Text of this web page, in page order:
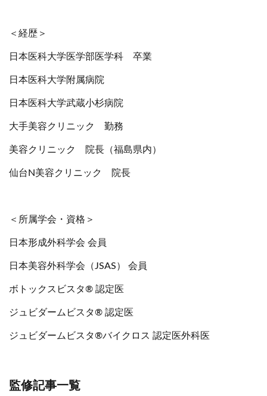
＜経歴＞
日本医科大学医学部医学科 卒業
日本医科大学附属病院
日本医科大学武蔵小杉病院
大手美容クリニック 勤務
美容クリニック 院長（福島県内）
仙台N美容クリニック 院長
＜所属学会・資格＞
日本形成外科学会 会員
日本美容外科学会（JSAS） 会員
ボトックスビスタ® 認定医
ジュビダームビスタ® 認定医
ジュビダームビスタ®バイクロス 認定医外科医
監修記事一覧